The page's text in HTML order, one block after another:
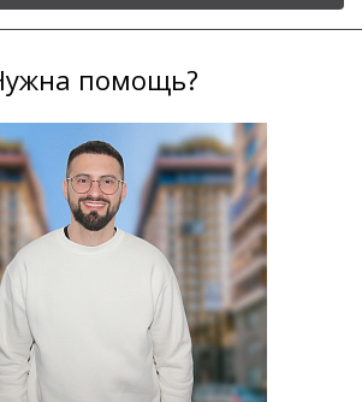
помощь?